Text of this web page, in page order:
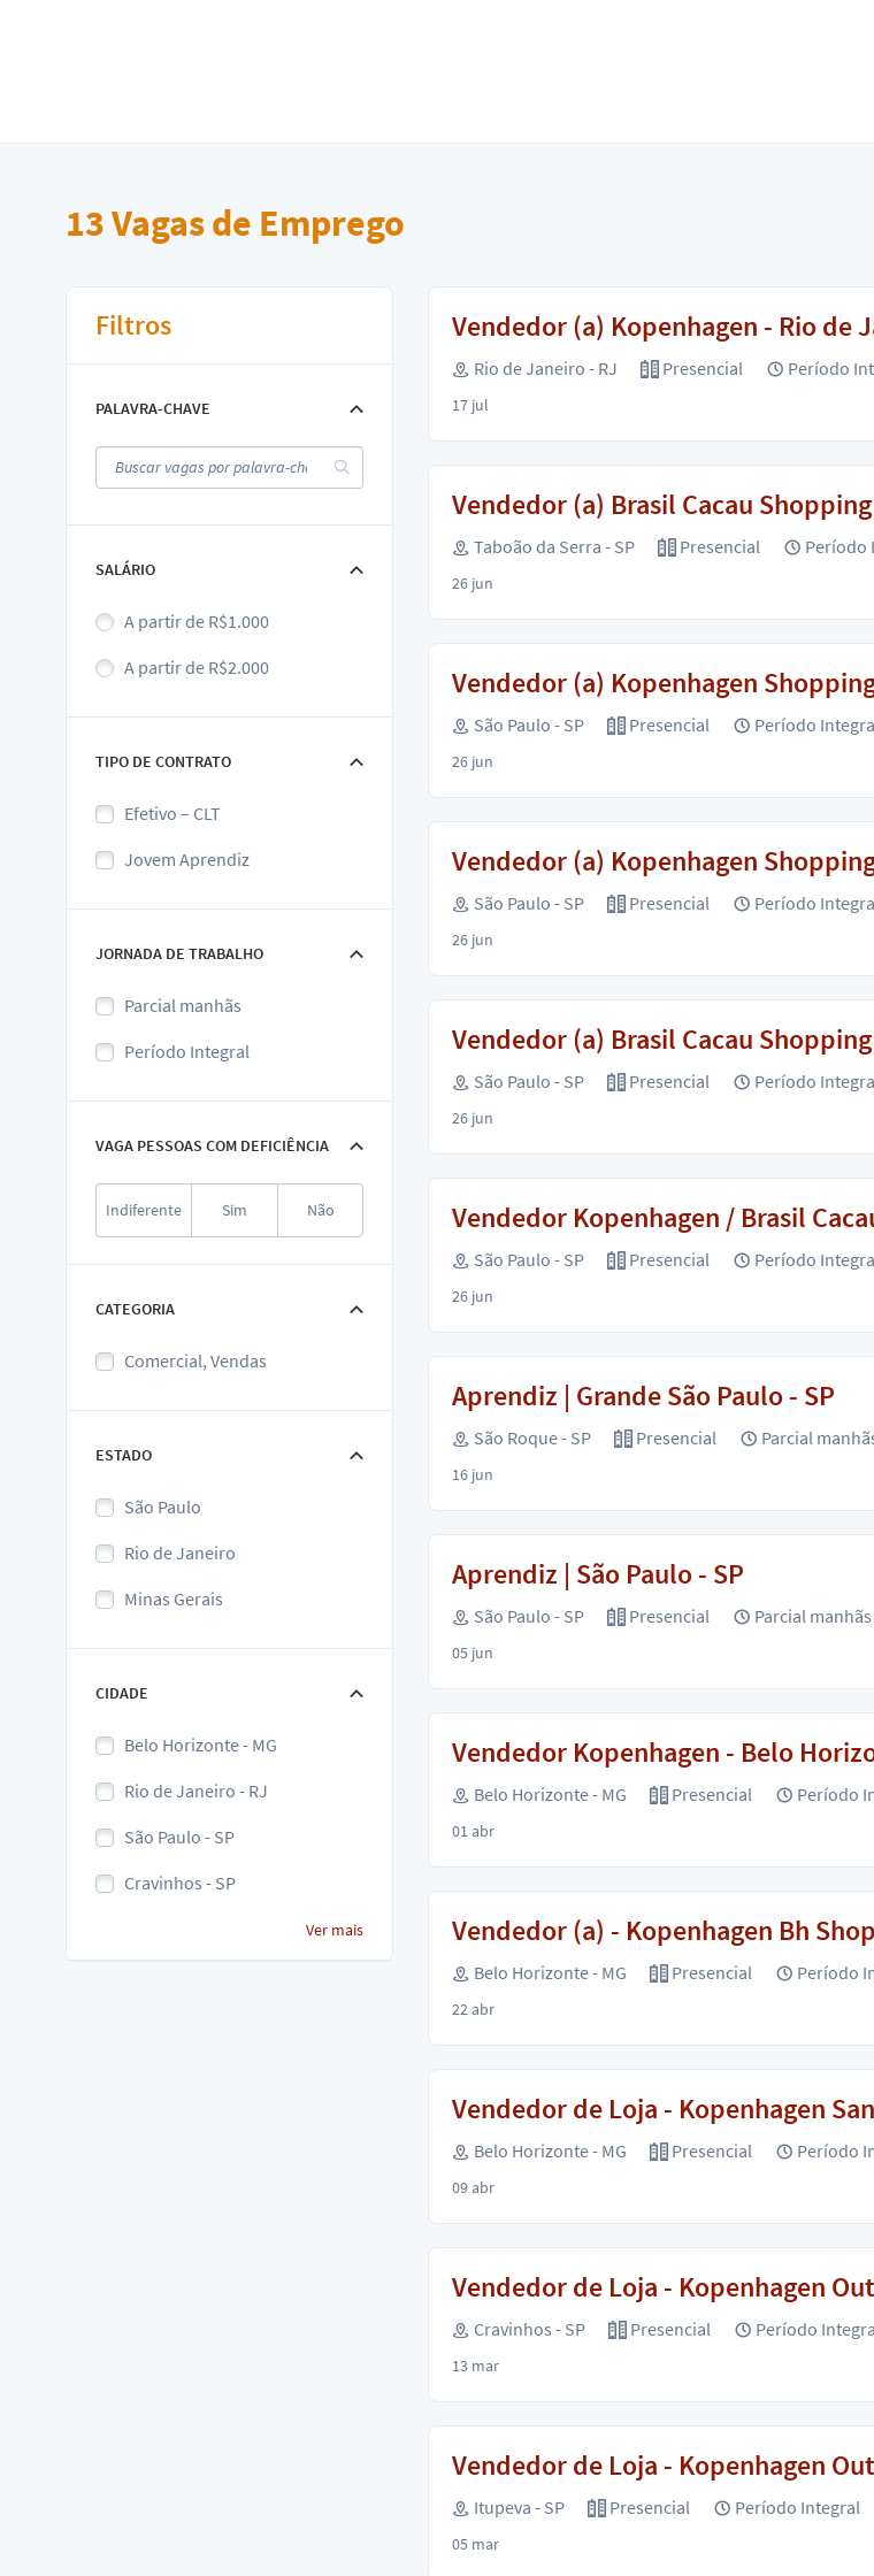
13Vagas de Emprego
Filtros
PALAVRA-CHAVE
SALÁRIO
A partir de R$1.000
A partir de R$2.000
TIPO DE CONTRATO
Efetivo – CLT
Jovem Aprendiz
JORNADA DE TRABALHO
Parcial manhãs
Período Integral
VAGA PESSOAS COM DEFICIÊNCIA
Indiferente Sim Não
CATEGORIA
Comercial, Vendas
ESTADO
São Paulo
Rio de Janeiro
Minas Gerais
CIDADE
Belo Horizonte - MG
Rio de Janeiro - RJ
São Paulo - SP
Cravinhos - SP
Ver mais
Vendedor (a) Kopenhagen - Rio de
Rio de Janeiro - RJ Presencial Período
17 jul
Vendedor (a) Brasil Cacau
Taboão da Serra - SP Presencial Período
26 jun
Vendedor (a) Kopenhagen
São Paulo - SP Presencial Período
26 jun
Vendedor (a) Kopenhagen
São Paulo - SP Presencial Período
26 jun
Vendedor (a) Brasil Cacau
São Paulo - SP Presencial Período
26 jun
Vendedor Kopenhagen / Brasil
São Paulo - SP Presencial Período
26 jun
Aprendiz | Grande São Paulo - SP
São Roque - SP Presencial Parcial
16 jun
Aprendiz | São Paulo - SP
São Paulo - SP Presencial Parcial manhãs
05 jun
Vendedor Kopenhagen - Belo
Belo Horizonte - MG Presencial Período
01 abr
Vendedor (a) - Kopenhagen Bh
Belo Horizonte - MG Presencial Período
22 abr
Vendedor de Loja - Kopenhagen
Belo Horizonte - MG Presencial Período
09 abr
Vendedor de Loja - Kopenhagen
Cravinhos - SP Presencial Período
13 mar
Vendedor de Loja - Kopenhagen
Itupeva - SP Presencial Período Integral
05 mar